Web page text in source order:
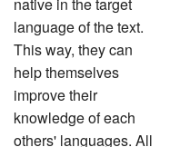
language of the text.
This way, they can
help themselves
improve their
knowledge of each
others' languages. All